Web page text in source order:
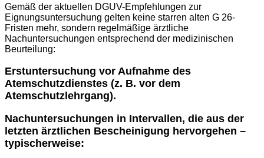
Gemäß der aktuellen DGUV-Empfehlungen zur
Eignungsuntersuchung gelten keine starren alten G 26-
Fristen mehr, sondern regelmäßige ärztliche
Nachuntersuchungen entsprechend der medizinischen
Beurteilung:
Erstuntersuchung vor Aufnahme des
Atemschutzdienstes (z. B. vor dem
Atemschutzlehrgang).
Nachuntersuchungen in Intervallen, die aus der
letzten ärztlichen Bescheinigung hervorgehen –
typischerweise: